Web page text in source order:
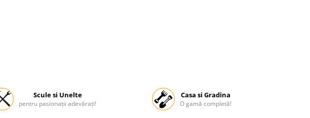
Scule si Unelte
pentru pasionații adevărați!
Casa si Gradina
O gamă completă!